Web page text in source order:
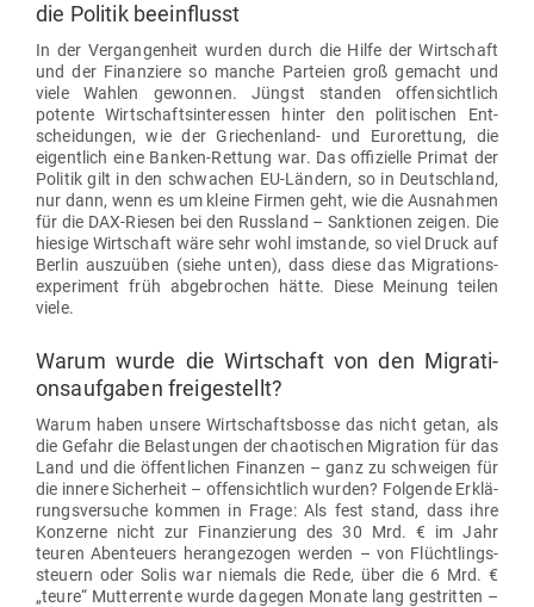
die Politik beeinflusst
In der Ver­gan­genheit wurden durch die Hilfe der Wirt­schaft
und der Finan­ziere so manche Par­teien groß gemacht und
viele Wahlen gewonnen. Jüngst standen offen­sichtlich
potente Wirt­schafts­in­ter­essen hinter den poli­ti­schen Ent­
schei­dungen, wie der Grie­chenland- und Euro­rettung, die
eigentlich eine Banken-Rettung war. Das offi­zielle Primat der
Politik gilt in den schwachen EU-Ländern, so in Deutschland,
nur dann, wenn es um kleine Firmen geht, wie die Aus­nahmen
für die DAX-Riesen bei den Russland – Sank­tionen zeigen. Die
hiesige Wirt­schaft wäre sehr wohl imstande, so viel Druck auf
Berlin aus­zuüben (siehe unten), dass diese das Migra­ti­ons­
expe­riment früh abge­brochen hätte. Diese Meinung teilen
viele.
Warum wurde die Wirt­schaft von den Migra­ti­
ons­auf­gaben freigestellt?
Warum haben unsere Wirt­schafts­bosse das nicht getan, als
die Gefahr die Belas­tungen der chao­ti­schen Migration für das
Land und die öffent­lichen Finanzen – ganz zu schweigen für
die innere Sicherheit – offen­sichtlich wurden? Fol­gende Erklä­
rungs­ver­suche kommen in Frage: Als fest stand, dass ihre
Kon­zerne nicht zur Finan­zierung des 30 Mrd. € im Jahr
teuren Aben­teuers her­an­ge­zogen werden – von Flücht­lings­
steuern oder Solis war niemals die Rede, über die 6 Mrd. €
„teure“ Mut­ter­rente wurde dagegen Monate lang gestritten –